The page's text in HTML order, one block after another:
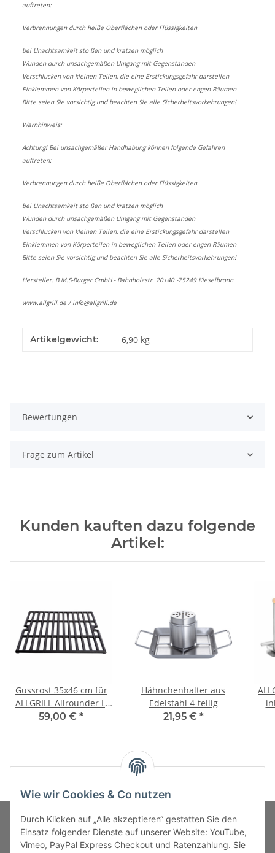
auftreten:
Verbrennungen durch heiße Oberflächen oder Flüssigkeiten
bei Unachtsamkeit sto ßen und kratzen möglich
Wunden durch unsachgemäßen Umgang mit Gegenständen
Verschlucken von kleinen Teilen, die eine Erstickungsgefahr darstellen
Einklemmen von Körperteilen in beweglichen Teilen oder engen Räumen
Bitte seien Sie vorsichtig und beachten Sie alle Sicherheitsvorkehrungen!
Warnhinweis:
Achtung! Bei unsachgemäßer Handhabung können folgende Gefahren
auftreten:
Verbrennungen durch heiße Oberflächen oder Flüssigkeiten
bei Unachtsamkeit sto ßen und kratzen möglich
Wunden durch unsachgemäßen Umgang mit Gegenständen
Verschlucken von kleinen Teilen, die eine Erstickungsgefahr darstellen
Einklemmen von Körperteilen in beweglichen Teilen oder engen Räumen
Bitte seien Sie vorsichtig und beachten Sie alle Sicherheitsvorkehrungen!
Hersteller: B.M.S-Burger GmbH - Bahnholzstr. 20+40 -75249 Kieselbronn
www.allgrill.de / info@allgrill.de
Artikelgewicht: 6,90 kg
Bewertungen
Frage zum Artikel
Kunden kauften dazu folgende
Artikel:
Gussrost 35x46 cm für
ALLGRILL Allrounder L,
CHEF L/XL, ULTRA u.
59,00 € *
Hähnchenhalter aus
Edelstahl 4-teilig
21,95 € *
MARKENWELT
Wie wir Cookies & Co nutzen
Durch Klicken auf „Alle akzeptieren“ gestatten Sie den
Einsatz folgender Dienste auf unserer Website: YouTube,
Vimeo, PayPal Express Checkout und Ratenzahlung. Sie